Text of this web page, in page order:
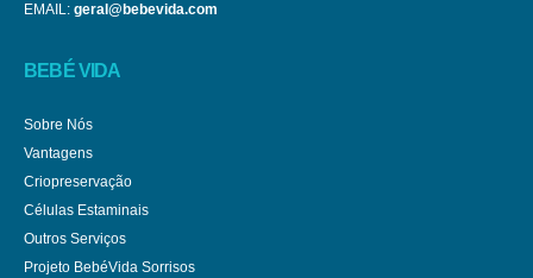
EMAIL: geral@bebevida.com
BEBÉ VIDA
Sobre Nós
Vantagens
Criopreservação
Células Estaminais
Outros Serviços
Projeto BebéVida Sorrisos